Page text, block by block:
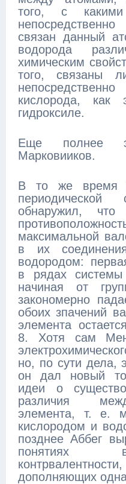
того, с
связан данный
водорода
химическим
того, связаны
кислорода,
гидроксиле.
Еще полнее
Марковииков.
В то же время
периодической
обнаружил, что
максимальной
в их
водородом:
в рядах
начиная от
закономерно
обоих зпачений
элемента
8. Хотя сам
но, по сути дела,
он дал новый
идеи о
различия
элемента, т. е.
кислородом и
позднее Аббег
понятиях
дополняющих